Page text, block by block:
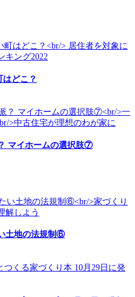
どこ？
マイホームの選択肢⑦
土地の法規制⑥